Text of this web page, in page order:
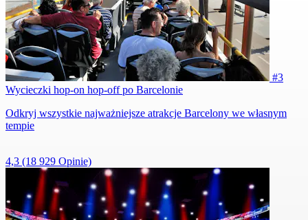
#3
Wycieczki hop-on hop-off po Barcelonie
Odkryj wszystkie najważniejsze atrakcje Barcelony we własnym
tempie
4,3 (18 929 Opinie)